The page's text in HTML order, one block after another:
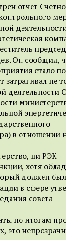
отчет
Он сообщил,
стало
затрагивал не
деятельности
в отношении
ни РЭК
хотя
должен
в сфере
совета
по итогам
это